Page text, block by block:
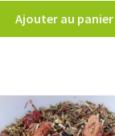
Ajouter au panier